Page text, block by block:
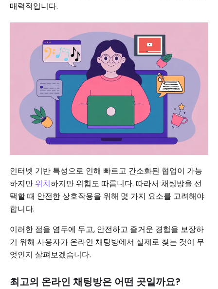
매력적입니다.
인터넷 기반 특성으로 인해 빠르고 간소화된 협업이 가능
하지만 위치하지만 위험도 따릅니다. 따라서 채팅방을 선
택할 때 안전한 상호작용을 위해 몇 가지 요소를 고려해야
합니다.
이러한 점을 염두에 두고, 안전하고 즐거운 경험을 보장하
기 위해 사용자가 온라인 채팅방에서 실제로 찾는 것이 무
엇인지 살펴보겠습니다.
최고의 온라인 채팅방은 어떤 곳일까요?